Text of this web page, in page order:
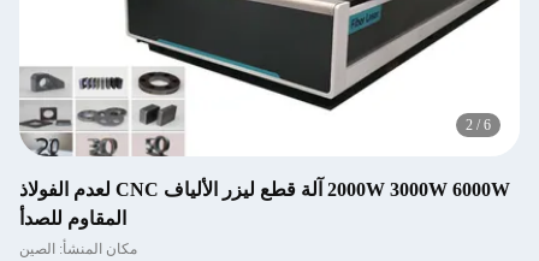
2 / 6
2000W 3000W 6000W آلة قطع ليزر الألياف CNC لعدم الفولاذ
المقاوم للصدأ
مكان المنشأ: الصين